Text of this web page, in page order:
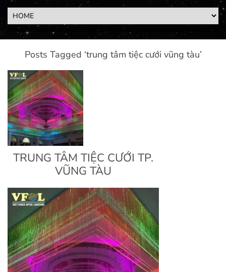
Posts Tagged ‘trung tâm tiệc cưới vũng tàu’
TRUNG TÂM TIỆC CƯỚI TP.
VŨNG TÀU